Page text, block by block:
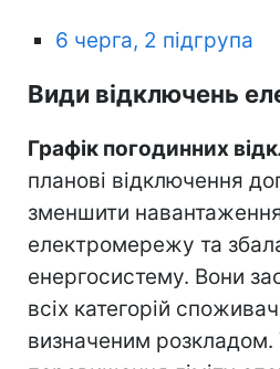
6 черга, 2 підгрупа
Види відключень
Графік погодинних
планові відключення
зменшити
електромережу та
енергосистему. Вони
всіх категорій
визначеним розкладом.